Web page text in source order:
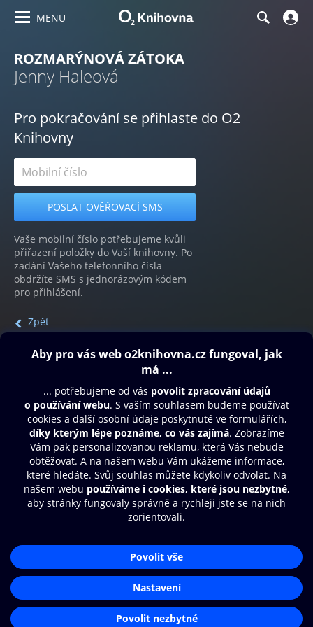
MENU
ROZMARÝNOVÁ ZÁTOKA
Jenny Haleová
Pro pokračování se přihlaste do O2
Knihovny
Vaše mobilní číslo potřebujeme kvůli
přiřazení položky do Vaší knihovny. Po
zadání Vašeho telefonního čísla
obdržíte SMS s jednorázovým kódem
pro přihlášení.
Zpět
Obsah ke stažení
Moje O2 Knihovna
Další zábava
© O2 Czech Republic a.s.
Přístupnost
Zásady zpracování osobních údajů
Nastavení cookies
Aplikace O2 Knihovna
Čti a poslouchej své e-knihy a
audioknihy rychleji a pohodlněji.